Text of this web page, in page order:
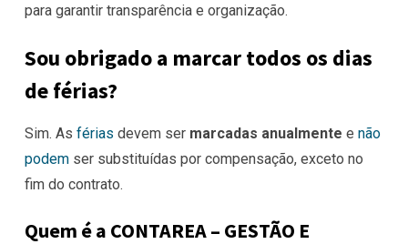
para garantir transparência e organização.
Sou obrigado a marcar todos os dias
de férias?
Sim. As férias devem ser marcadas anualmente e não
podem ser substituídas por compensação, exceto no
fim do contrato.
Quem é a CONTAREA – GESTÃO E